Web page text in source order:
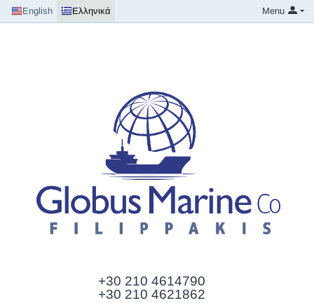
English Ελληνικά Menu
+30 210 4614790
+30 210 4621862